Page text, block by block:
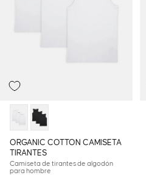
ORGANIC COTTON CAMISETA
TIRANTES
Camiseta de tirantes de algodón
para hombre